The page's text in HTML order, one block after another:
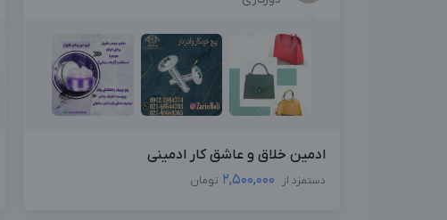
ادمین خلاق و عاشق کار ادمینی
دستمزد از 2,500,000 تومان